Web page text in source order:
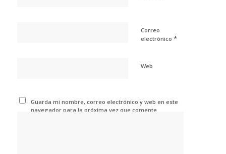
Correo
electrónico *
Web
Guarda mi nombre, correo electrónico y web en este
navegador para la próxima vez que comente.